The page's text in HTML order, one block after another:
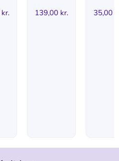
kr. 139,00 kr. 35,00